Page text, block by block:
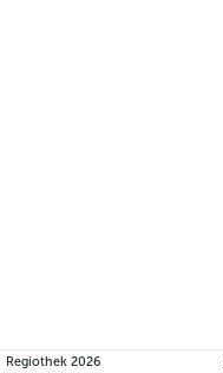
Regiothek2026